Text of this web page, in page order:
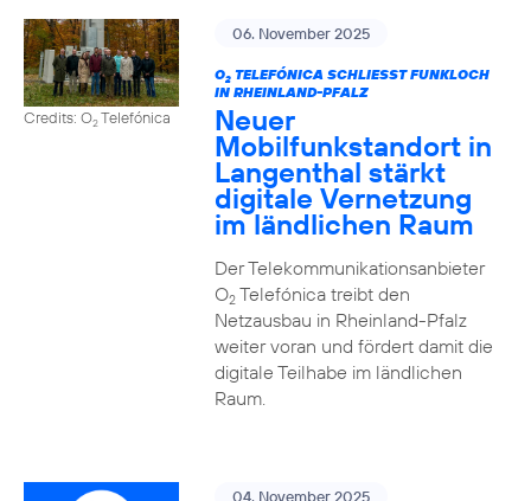
Credits: O2Telefónica
06. November 2025
O2TELEFÓNICA SCHLIESST FUNKLOCH I
N RHEINLAND-PFALZ
Neuer
Mobilfunkstandort in
Langenthal stärkt
digitale Vernetzung
im ländlichen Raum
Der Telekommunikationsanbieter
O2Telefónica treibt den
Netzausbau in Rheinland-Pfalz
weiter voran und fördert damit die
digitale Teilhabe im ländlichen
Raum.
04. November 2025